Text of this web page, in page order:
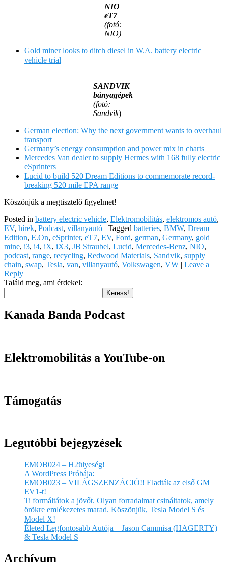
NIO
eT7
(fotó:
NIO)
Gold miner looks to ditch diesel in W.A. battery electric
vehicle trial
SANDVIK
bányagépek
(fotó:
Sandvik)
German election: Why the next government wants to overhaul
transport
Germany’s energy consumption and power mix in charts
Mercedes Van dealer to supply Hermes with 168 fully electric
eSprinters
Lucid to build 520 Dream Editions to commemorate record-
breaking 520 mile EPA range
Köszönjük a megtisztelő figyelmet!
Posted in battery electric vehicle, Elektromobilitás, elektromos autó,
EV, hírek, Podcast, villanyautó | Tagged batteries, BMW, Dream
Edition, E.On, eSprinter, eT7, EV, Ford, german, Germany, gold
mine, i3, i4, iX, iX3, JB Straubel, Lucid, Mercedes-Benz, NIO,
podcast, range, recycling, Redwood Materials, Sandvik, supply
chain, swap, Tesla, van, villanyautó, Volkswagen, VW | Leave a
Reply
Találd meg, ami érdekel:
Keress!
Kanada Banda Podcast
Elektromobilitás a YouTube-on
Támogatás
Legutóbbi bejegyzések
EMOB024 – H2ülyeség!
A WordPress Próbája:
EMOB023 – VILÁGSZENZÁCIÓ!! Eladták az első GM
EV1-t!
Ti formáltátok a jövőt. Olyan forradalmat csináltatok, amely
örökre emlékezetes marad. Köszönjük, Tesla Model S és
Model X!
Életed Legfontosabb Autója – Jason Cammisa (HAGERTY)
& Tesla Model S
Archívum